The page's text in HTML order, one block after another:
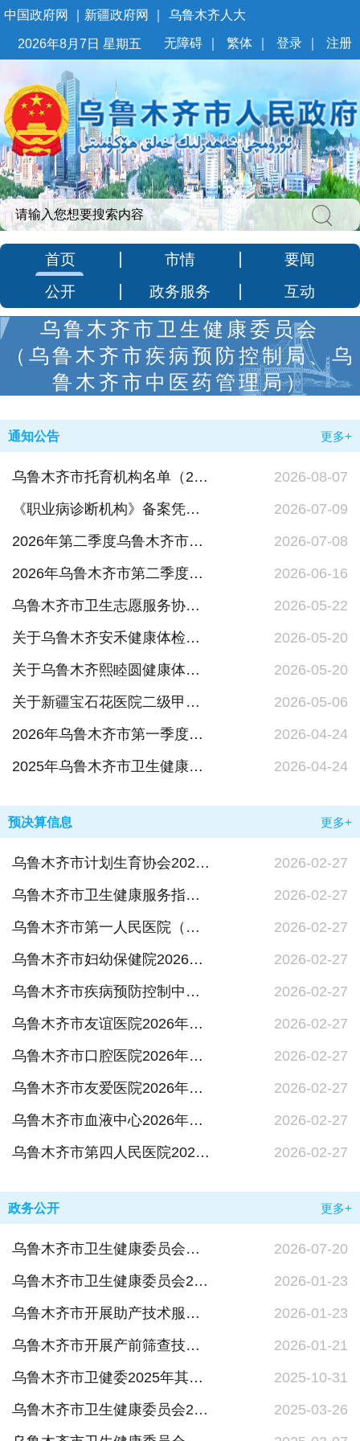
中国政府网 新疆政府网 乌鲁木齐人大
2026年8月7日 星期五 无障碍 繁体 登录 注册
首页 市情
要闻
公开
政务服务 互动
乌鲁木齐市卫生健康委员会
（乌鲁木齐市疾病预防控制局、乌
鲁木齐市中医药管理局）
通知公告 更多+
乌鲁木齐市托育机构名单（2026年8月）
2026-08-07
《职业病诊断机构》备案凭证注销
2026-07-09
2026年第二季度乌鲁木齐市法定传染病疫情报告
2026-07-08
2026年乌鲁木齐市第二季度公共场所卫生监督信息结果公示表
2026-06-16
乌鲁木齐市卫生志愿服务协会注销公告
2026-05-22
关于乌鲁木齐安禾健康体检中心注册登记的公示
2026-05-20
关于乌鲁木齐熙睦圆健康体检中心停止执业的公告
2026-05-20
关于新疆宝石花医院二级甲等医院评审结果的公示
2026-05-06
2026年乌鲁木齐市第一季度公共场所卫生监督信息公示表
2026-04-24
2025年乌鲁木齐市卫生健康行政处罚数据统计表
2026-04-24
预决算信息 更多+
乌鲁木齐市计划生育协会2026年单位预算公开报告
2026-02-27
乌鲁木齐市卫生健康服务指导中心2026年单位预算公开报告
2026-02-27
乌鲁木齐市第一人民医院（乌鲁木齐儿童医院）2026年单位预算公开报告
2026-02-27
乌鲁木齐市妇幼保健院2026年单位预算公开报告
2026-02-27
乌鲁木齐市疾病预防控制中心（乌鲁木齐市卫生监督所）2026年单位预算公开报告
2026-02-27
乌鲁木齐市友谊医院2026年单位预算公开报告
2026-02-27
乌鲁木齐市口腔医院2026年单位预算公开报告
2026-02-27
乌鲁木齐市友爱医院2026年单位预算公开报告
2026-02-27
乌鲁木齐市血液中心2026年单位预算公开报告
2026-02-27
乌鲁木齐市第四人民医院2026年单位预算公开报告
2026-02-27
政务公开 更多+
乌鲁木齐市卫生健康委员会（市疾病预防控制局、市中医药管理局）行政执法人员名单
2026-07-20
乌鲁木齐市卫生健康委员会2025年政府信息公开工作年度报告
2026-01-23
乌鲁木齐市开展助产技术服务的医疗机构名单
2026-01-23
乌鲁木齐市开展产前筛查技术服务的医疗机构名单
2026-01-21
乌鲁木齐市卫健委2025年其他对外行政管理服务事项办理结果
2025-10-31
乌鲁木齐市卫生健康委员会2024年度法治政府建设情况报告
2025-03-26